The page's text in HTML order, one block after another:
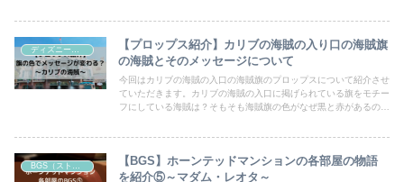
【プロップス紹介】カリブの海賊の入り口の海賊旗
の海賊とそのメッセージについて
今回はカリブの海賊の入口の海賊旗のプロップスについて紹介させ
ていただきます。カリブの海賊の入口に掲げられている旗をモチー
フにしている海賊は？そもそも海賊旗の色がなぜ黒と赤があるの？
【BGS】ホーンテッドマンションの各部屋の物語
を紹介⑤～マダム・レオタ～